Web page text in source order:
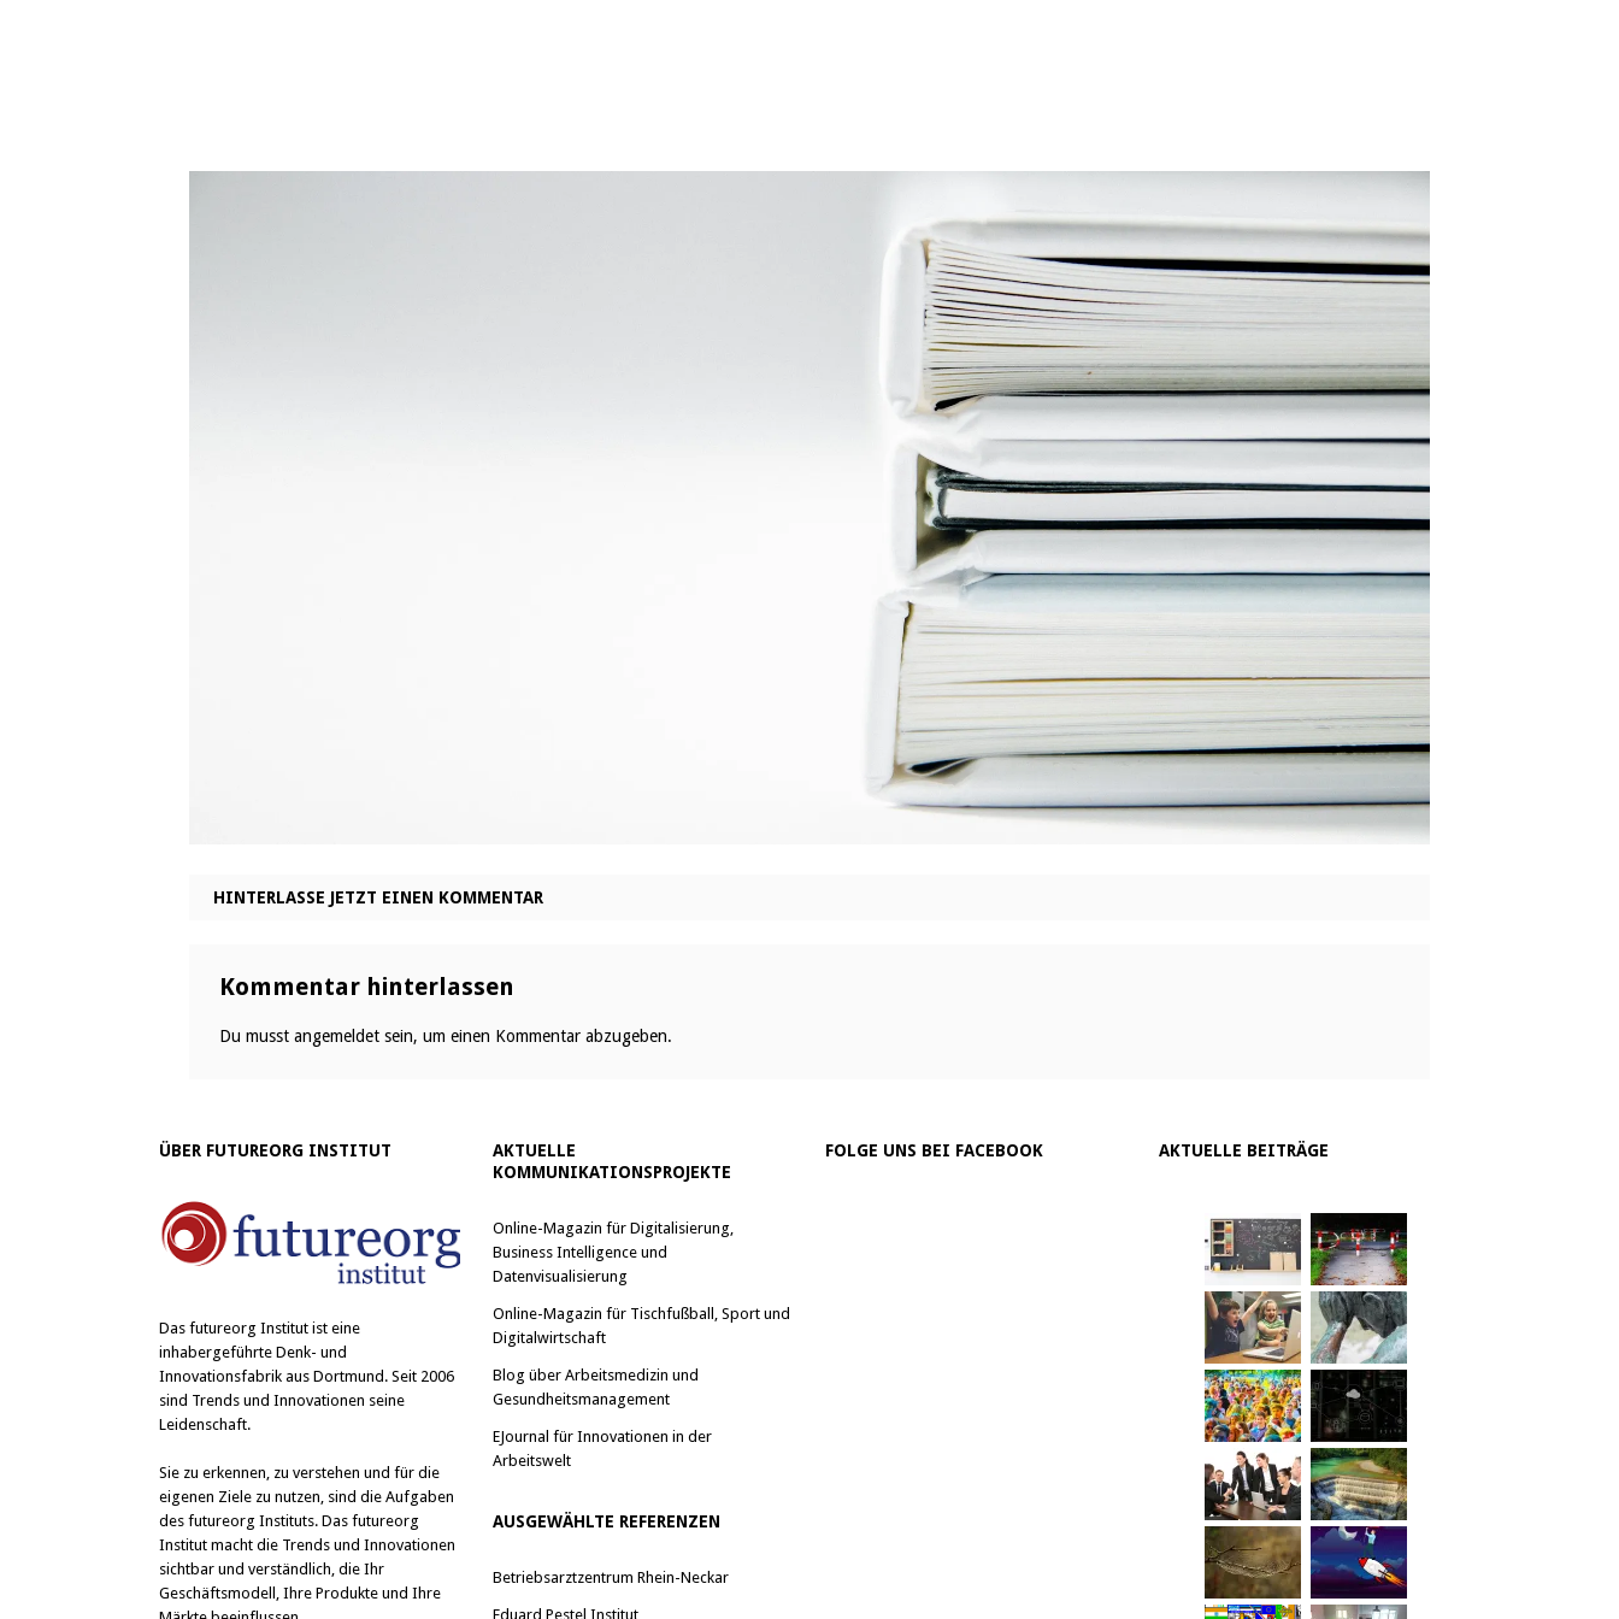
HINTERLASSE JETZT EINEN KOMMENTAR
Kommentar hinterlassen
Du musst angemeldet sein, um einen Kommentar abzugeben.
ÜBER FUTUREORG INSTITUT
Das futureorg Institut ist eine
inhabergeführte Denk- und
Innovationsfabrik aus Dortmund. Seit 2006
sind Trends und Innovationen seine
Leidenschaft.
Sie zu erkennen, zu verstehen und für die
eigenen Ziele zu nutzen, sind die Aufgaben
des futureorg Instituts. Das futureorg
Institut macht die Trends und Innovationen
sichtbar und verständlich, die Ihr
Geschäftsmodell, Ihre Produkte und Ihre
AKTUELLE
KOMMUNIKATIONSPROJEKTE
Online-Magazin für Digitalisierung,
Business Intelligence und
Datenvisualisierung
Online-Magazin für Tischfußball, Sport und
Digitalwirtschaft
Blog über Arbeitsmedizin und
Gesundheitsmanagement
EJournal für Innovationen in der
Arbeitswelt
AUSGEWÄHLTE REFERENZEN
Betriebsarztzentrum Rhein-Neckar
Eduard Pestel Institut
FOLGE UNS BEI FACEBOOK AKTUELLE BEITRÄGE